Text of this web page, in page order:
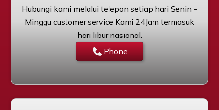
Hubungi kami melalui telepon setiap hari Senin -
Minggu customer service Kami 24Jam termasuk
hari libur nasional.
Phone